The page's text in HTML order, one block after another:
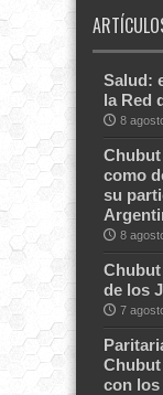
Salud:
la Red
8
como
su
8
Chubut
de los
7
con